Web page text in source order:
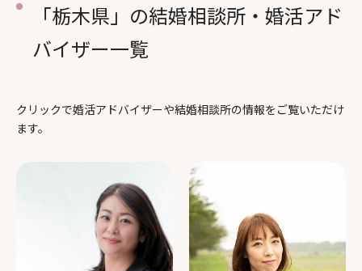
「栃木県」の結婚相談所・婚活アド
バイザー一覧
クリックで婚活アドバイザーや結婚相談所の情報をご覧いただけ
ます。